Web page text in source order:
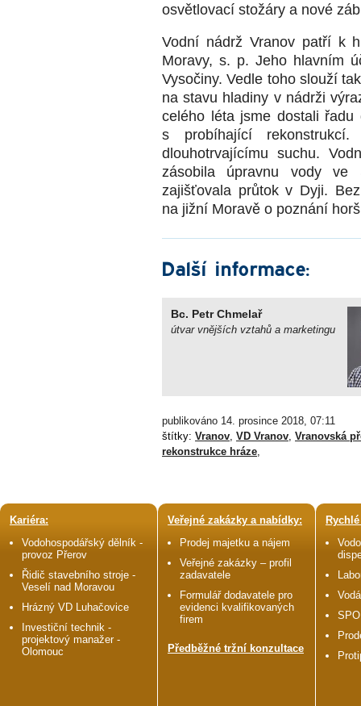
osvětlovací stožáry a nové
Vodní nádrž Vranov patří k
Moravy, s. p. Jeho hlavním
Vysočiny. Vedle toho slouží
na stavu hladiny v nádrži
celého léta jsme dostali
s probíhající
dlouhotrvajícímu suchu.
zásobila úpravnu vody ve
zajišťovala průtok v Dyji.
na jižní Moravě o poznání
Další informace:
Bc. Petr Chmelař
útvar vnějších vztahů a marketingu
publikováno 14. prosince 2018, 07:11
štítky: Vranov, VD Vranov, Vranovská
rekonstrukce hráze,
Kariéra:
Vodohospodářský dělník -
provoz Přerov
Řidič stavebního stroje -
Veselí nad Moravou
Hrázný VD Luhačovice
Investiční technik -
projektový manažer -
Olomouc
Veřejné zakázky a nabídky:
Prodej majetku a nájem
Veřejné zakázky – profil
zadavatele
Formulář dodavatele pro
evidenci kvalifikovaných
firem
Předběžné tržní konzultace